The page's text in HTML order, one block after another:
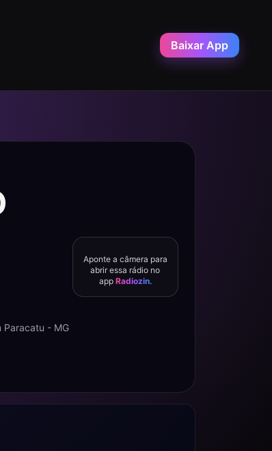
Baixar App
Paracatu - MG
Aponte a câmera para
abrir essa rádio no
app Radiozin.